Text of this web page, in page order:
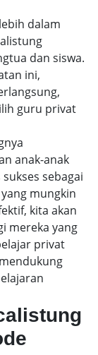
dalam
dan siswa.
ini,
guru privat
anak-anak
sebagai
mungkin
kita akan
mereka yang
privat